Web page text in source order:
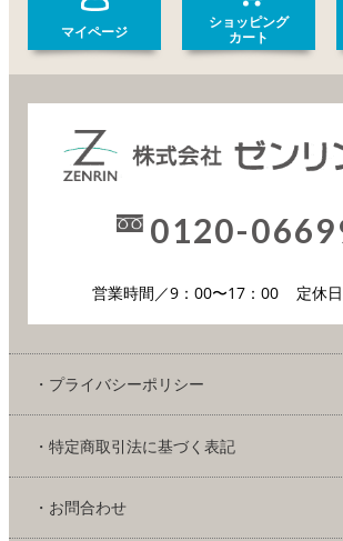
マイページ
ショッピング
カート
0120-
営業時間／9：00〜17：00 定休
・プライバシーポリシー
・特定商取引法に基づく表記
・お問合わせ